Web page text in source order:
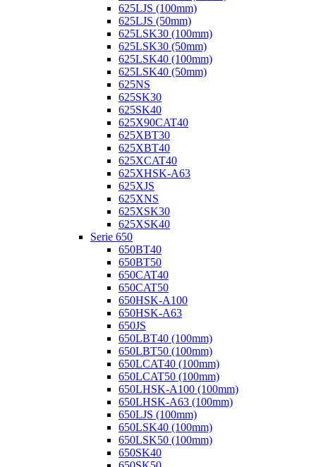
625LJS (100mm)
625LJS (50mm)
625LSK30 (100mm)
625LSK30 (50mm)
625LSK40 (100mm)
625LSK40 (50mm)
625NS
625SK30
625SK40
625X90CAT40
625XBT30
625XBT40
625XCAT40
625XHSK-A63
625XJS
625XNS
625XSK30
625XSK40
Serie 650
650BT40
650BT50
650CAT40
650CAT50
650HSK-A100
650HSK-A63
650JS
650LBT40 (100mm)
650LBT50 (100mm)
650LCAT40 (100mm)
650LCAT50 (100mm)
650LHSK-A100 (100mm)
650LHSK-A63 (100mm)
650LJS (100mm)
650LSK40 (100mm)
650LSK50 (100mm)
650SK40